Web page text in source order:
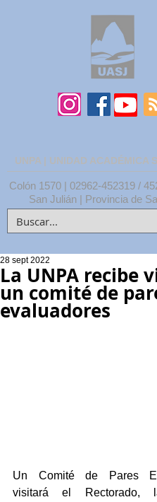
UNPA | UNIDAD ACADÉMICA
Colón 1570 | 02962-452319 /
San Julián | Provincia de
La UNPA recibe
un comité de
evaluadores
28 sept 2022
Un Comité de Pares
visitará el Rectorado,